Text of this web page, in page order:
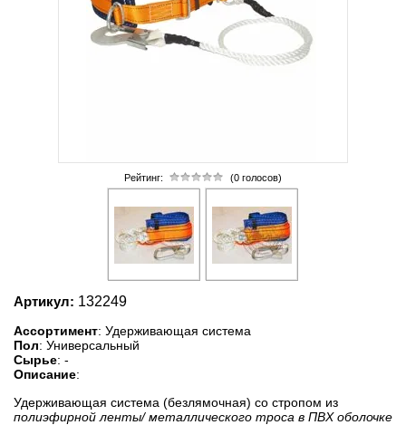
Рейтинг: (0 голосов)
Артикул: 132249
Ассортимент: Удерживающая система
Пол: Универсальный
Сырье: -
Описание:
Удерживающая система (безлямочная) со стропом из
полиэфирной ленты/ металлического троса в ПВХ оболочке